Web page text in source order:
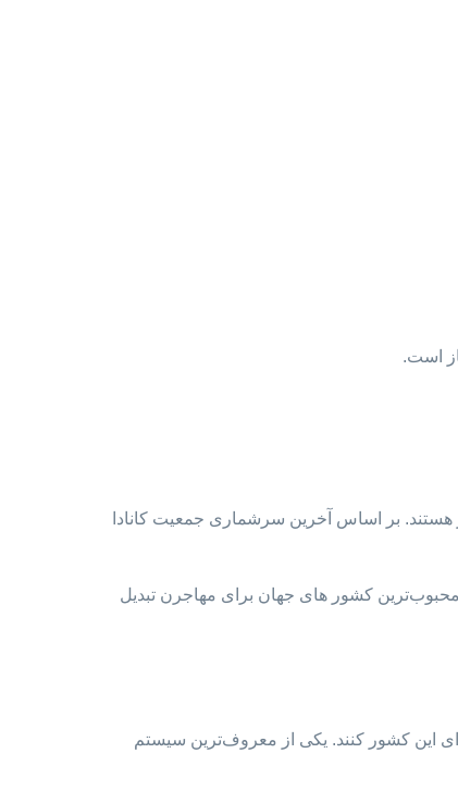
است.
متفاوتی برخوردار هستند. بر اساس آخرین سرشماری جمعیت کانادا
محبوب‌ترین کشور های جهان برای مهاجرن تبدیل
این کشور کنند. یکی از معروف‌ترین سیستم